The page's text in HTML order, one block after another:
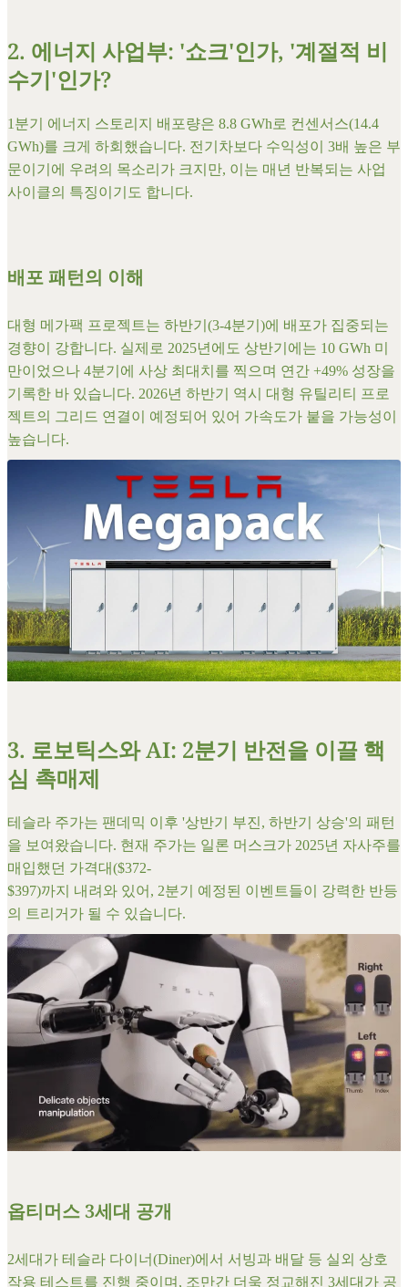
​2. 에너지 사업부: '쇼크'인가, '계절적 비
수기'인가?
​1분기 에너지 스토리지 배포량은 8.8 GWh로 컨센서스(14.4
GWh)를 크게 하회했습니다. 전기차보다 수익성이 3배 높은 부
문이기에 우려의 목소리가 크지만, 이는 매년 반복되는 사업
사이클의 특징이기도 합니다.
배포 패턴의 이해
대형 메가팩 프로젝트는 하반기(3-4분기)에 배포가 집중되는
경향이 강합니다. 실제로 2025년에도 상반기에는 10 GWh 미
만이었으나 4분기에 사상 최대치를 찍으며 연간 +49% 성장을
기록한 바 있습니다. 2026년 하반기 역시 대형 유틸리티 프로
젝트의 그리드 연결이 예정되어 있어 가속도가 붙을 가능성이
높습니다.
​3. 로보틱스와 AI: 2분기 반전을 이끌 핵
심 촉매제
​테슬라 주가는 팬데믹 이후 '상반기 부진, 하반기 상승'의 패턴
을 보여왔습니다. 현재 주가는 일론 머스크가 2025년 자사주를
매입했던 가격대($372-
$397)까지 내려와 있어, 2분기 예정된 이벤트들이 강력한 반등
의 트리거가 될 수 있습니다.
옵티머스 3세대 공개
2세대가 테슬라 다이너(Diner)에서 서빙과 배달 등 실외 상호
작용 테스트를 진행 중이며, 조만간 더욱 정교해진 3세대가 공